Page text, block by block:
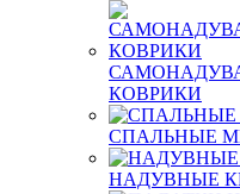
КОВРИКИ
СПАЛЬНЫЕ
НАДУВНЫЕ